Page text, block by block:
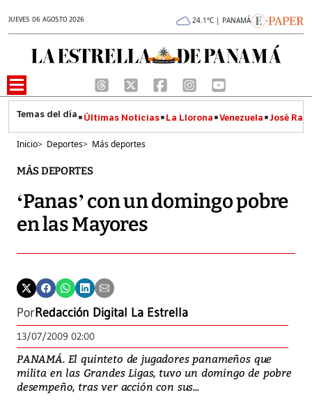
JUEVES 06 AGOSTO 2026 24.1°C | PANAMÁ
Últimas Noticias La Llorona Venezuela José
Inicio> Deportes> Más deportes
MÁS DEPORTES
‘Panas’ con un domingo pobre
en las Mayores
PorRedacción Digital La Estrella
13/07/2009 02:00
PANAMÁ. El quinteto de jugadores panameños que
milita en las Grandes Ligas, tuvo un domingo de pobre
desempeño, tras ver acción con sus...